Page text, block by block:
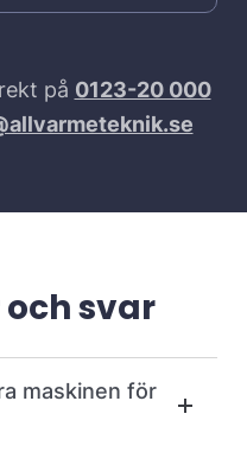
på 0123-20 000
svar
maskinen för